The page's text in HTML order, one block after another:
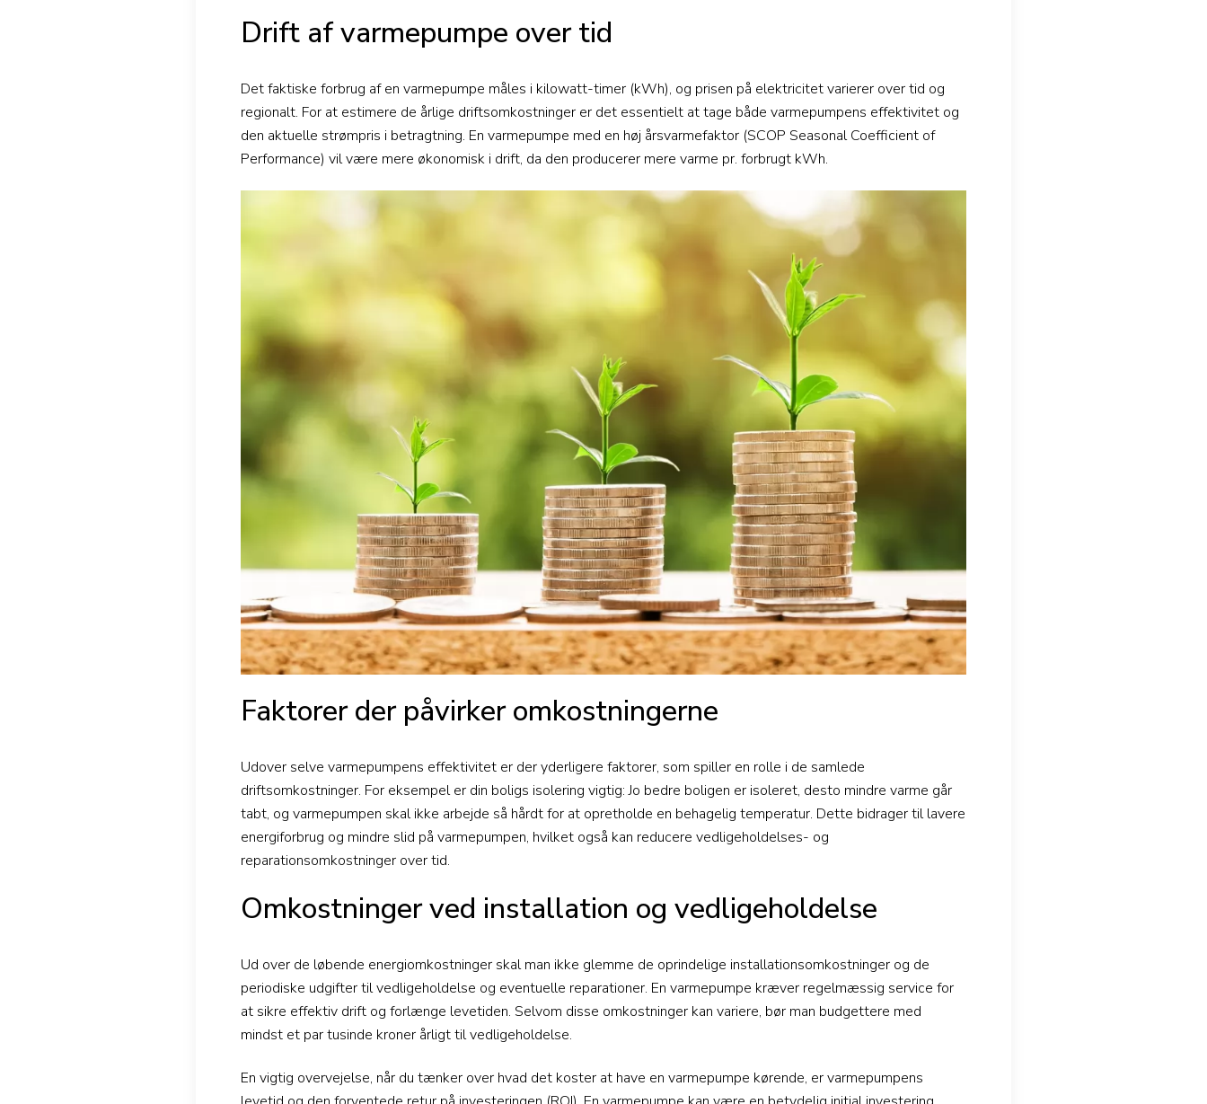
Drift af varmepumpe over tid
Det faktiske forbrug af en varmepumpe måles i kilowatt-timer (kWh), og prisen på elektricitet varierer over tid og
regionalt. For at estimere de årlige driftsomkostninger er det essentielt at tage både varmepumpens effektivitet og
den aktuelle strømpris i betragtning. En varmepumpe med en høj årsvarmefaktor (SCOP Seasonal Coefficient of
Performance) vil være mere økonomisk i drift, da den producerer mere varme pr. forbrugt kWh.
Faktorer der påvirker omkostningerne
Udover selve varmepumpens effektivitet er der yderligere faktorer, som spiller en rolle i de samlede
driftsomkostninger. For eksempel er din boligs isolering vigtig: Jo bedre boligen er isoleret, desto mindre varme går
tabt, og varmepumpen skal ikke arbejde så hårdt for at opretholde en behagelig temperatur. Dette bidrager til lavere
energiforbrug og mindre slid på varmepumpen, hvilket også kan reducere vedligeholdelses- og
reparationsomkostninger over tid.
Omkostninger ved installation og vedligeholdelse
Ud over de løbende energiomkostninger skal man ikke glemme de oprindelige installationsomkostninger og de
periodiske udgifter til vedligeholdelse og eventuelle reparationer. En varmepumpe kræver regelmæssig service for
at sikre effektiv drift og forlænge levetiden. Selvom disse omkostninger kan variere, bør man budgettere med
mindst et par tusinde kroner årligt til vedligeholdelse.
En vigtig overvejelse, når du tænker over hvad det koster at have en varmepumpe kørende, er varmepumpens